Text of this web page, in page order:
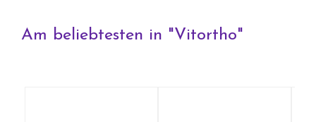
Am beliebtesten in "Vitortho"